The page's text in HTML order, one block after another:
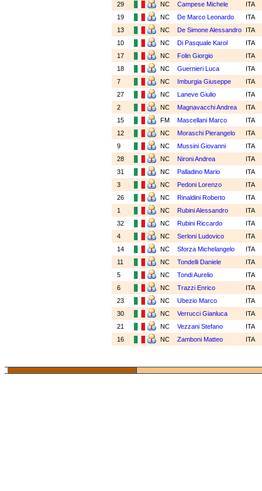
29
NC Campese Michele
ITA
19
NC De Marco Leonardo
ITA
13
NC De Simone Alessandro
ITA
10
NC Di Pasquale Karol
ITA
17
NC Folin Giorgio
ITA
18
NC Guernieri Luca
ITA
7
NC Imburgia Giuseppe
ITA
27
NC Laneve Giulio
ITA
2
NC Magnavacchi Andrea
ITA
15
FM Mascellani Marco
ITA
12
NC Moraschi Pierangelo
ITA
9
NC Mussini Giovanni
ITA
28
NC Nironi Andrea
ITA
31
NC Palladino Mario
ITA
3
NC Pedoni Lorenzo
ITA
26
NC Rinaldini Roberto
ITA
1
NC Rubini Alessandro
ITA
32
NC Rubini Riccardo
ITA
4
NC Serloni Ludovico
ITA
14
NC Sforza Michelangelo
ITA
11
NC Tondelli Daniele
ITA
5
NC Tondi Aurelio
ITA
6
NC Trazzi Enrico
ITA
23
NC Ubezio Marco
ITA
30
NC Verrucci Gianluca
ITA
21
NC Vezzani Stefano
ITA
16
NC Zamboni Matteo ITA